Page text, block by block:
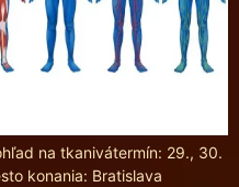
na tkanivátermín: 29., 30.
konania: Bratislava